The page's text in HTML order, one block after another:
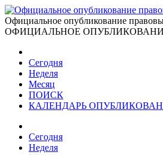
Официальное опубликование
ОФИЦИАЛЬНОЕ
Сегодня
Неделя
Месяц
ПОИСК
КАЛЕНДАРЬ
Сегодня
Неделя